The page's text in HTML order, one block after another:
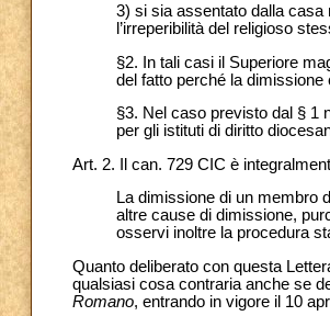
3) si sia assentato dalla casa
l’irreperibilità del religioso
§2. In tali casi il Superiore
del fatto perché la dimissione
§3. Nel caso previsto dal § 1
per gli istituti di diritto
Art. 2. Il can. 729 CIC è
La dimissione di un membro
altre cause di dimissione,
osservi inoltre la procedura
Quanto deliberato con questa
qualsiasi cosa contraria anche se
Romano, entrando in vigore il 10